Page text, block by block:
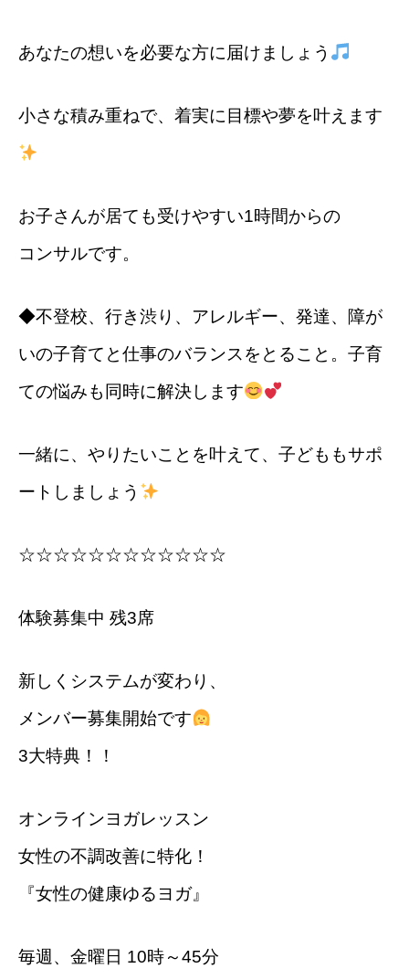
あなたの想いを必要な方に届けましょう
小さな積み重ねで、着実に目標や夢を叶えます
お子さんが居ても受けやすい1時間からの
コンサルです。
◆不登校、行き渋り、アレルギー、発達、障が
いの子育てと仕事のバランスをとること。子育
ての悩みも同時に解決します
一緒に、やりたいことを叶えて、子どももサポ
ートしましょう
☆☆☆☆☆☆☆☆☆☆☆☆
体験募集中 残3席
新しくシステムが変わり、
メンバー募集開始です
3大特典！！
オンラインヨガレッスン
女性の不調改善に特化！
『女性の健康ゆるヨガ』
毎週、金曜日 10時～45分